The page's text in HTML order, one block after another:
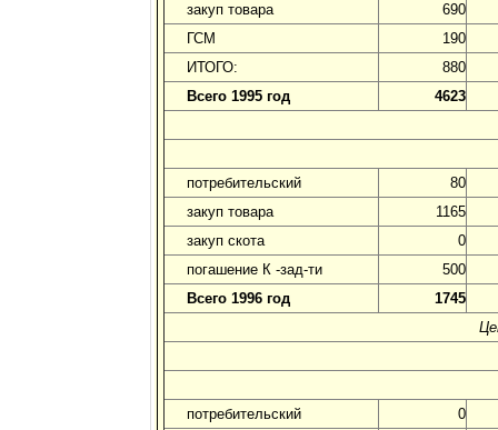
закуп товара
690
ГСМ
190
ИТОГО:
880
Всего 1995 год
4623
потребительский
80
закуп товара
1165
закуп скота
0
погашение К -зад-ти
500
Всего 1996 год
1745
потребительский
0